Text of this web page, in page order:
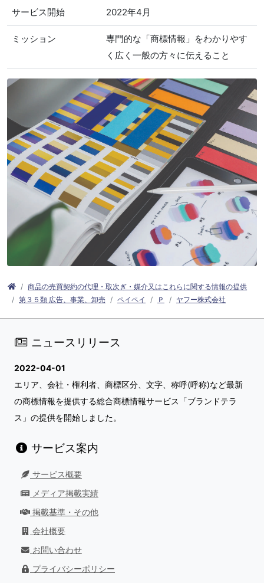
サービス開始 2022年4月
ミッション
専門的な「商標情報」をわかりやす
く広く一般の方々に伝えること
商品の売買契約の代理・取次ぎ・媒介又はこれらに関する情報の提供
第３５類 広告、事業、卸売
ペイペイ Ｐ ヤフー株式会社
ニュースリリース
2022-04-01
エリア、会社・権利者、商標区分、文字、称呼(呼称)など最新
の商標情報を提供する総合商標情報サービス「ブランドテラ
ス」の提供を開始しました。
サービス案内
サービス概要
メディア掲載実績
掲載基準・その他
会社概要
お問い合わせ
プライバシーポリシー